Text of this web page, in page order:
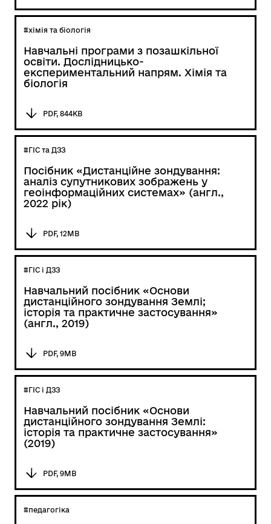
#хімія та біологія
Навчальні програми з позашкільної
освіти. Дослідницько-
експериментальний напрям. Хімія та
біологія
PDF, 844KB
#ГІС та ДЗЗ
Посібник «Дистанційне зондування:
аналіз супутникових зображень у
геоінформаційних системах» (англ.,
2022 рік)
PDF, 12MB
#ГІС і ДЗЗ
Навчальний посібник «Основи
дистанційного зондування Землі;
історія та практичне застосування»
(англ., 2019)
PDF, 9MB
#ГІС і ДЗЗ
Навчальний посібник «Основи
дистанційного зондування Землі:
історія та практичне застосування»
(2019)
PDF, 9MB
#педагогіка